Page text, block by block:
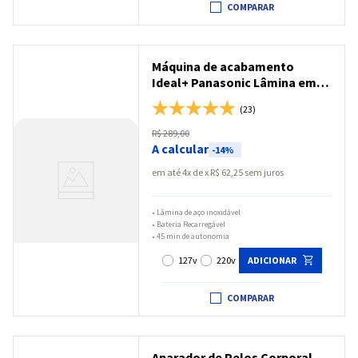
COMPARAR
Máquina de acabamento
Ideal+ Panasonic Lâmina em
Aço Inoxidável Bateria
Recarregável - ER389X
(23)
R$289,00
A calcular -14%
em até4 x R$ 62,25 sem juros
• Lâmina de aço inoxidável
• Bateria Recarregável
• 45 min de autonomia
COMPARAR
127v 220v ADICIONAR